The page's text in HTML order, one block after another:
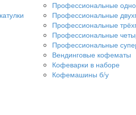
Профессиональные
Профессиональные
Профессиональные
Профессиональные
Профессиональные
Вендинговые кофематы
Кофеварки в наборе
Кофемашины б/у